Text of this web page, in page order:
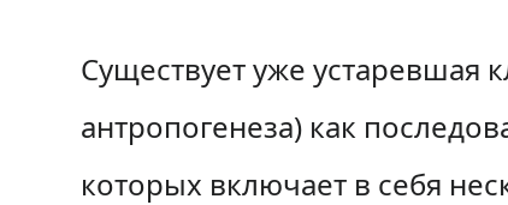
Существует уже устаревшая
антропогенеза) как
которых включает в себя